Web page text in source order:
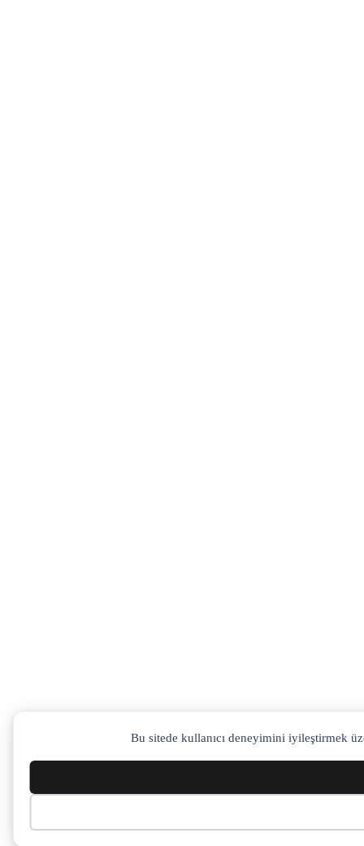
Bu sitede kullanıcı deneyimini iyileştirmek